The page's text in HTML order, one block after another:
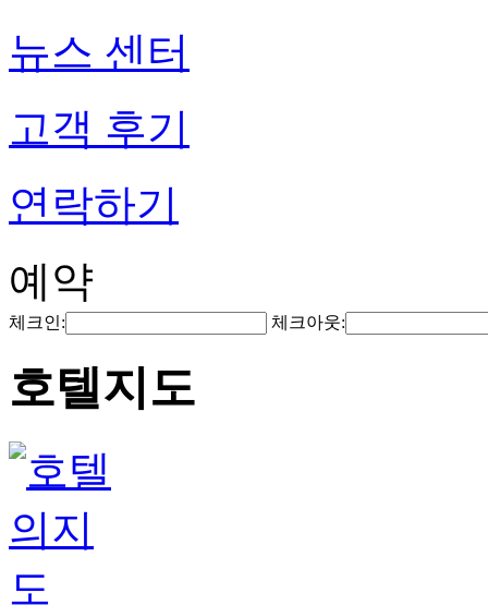
뉴스 센터
고객 후기
연락하기
예약
체크인: 체크아웃:
호텔지도